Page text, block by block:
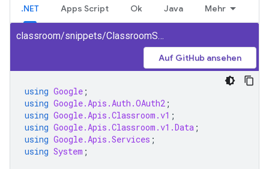
.NET Apps Script Ok Java Mehr
classroom/snippets/ClassroomSnippets/GetCourse.cs
Auf GitHub ansehen
using Google ;
using Google.Apis.Auth.OAuth2 ;
using Google.Apis.Classroom.v1 ;
using Google.Apis.Classroom.v1.Data ;
using Google.Apis.Services ;
using System ;